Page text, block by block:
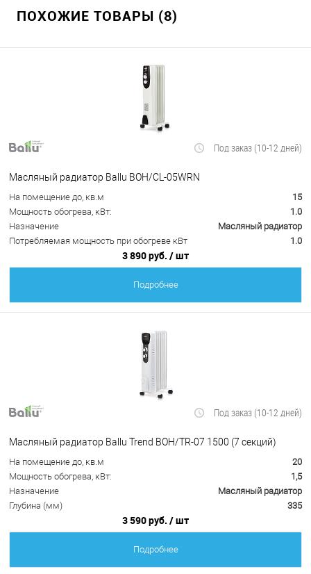
ПОХОЖИЕ ТОВАРЫ (8)
Под заказ (10-12 дней)
Масляный радиатор Ballu BOH/CL-05WRN
На помещение до, кв.м
15
Мощность обогрева, кВт:
1.0
Назначение
Масляный радиатор
Потребляемая мощность при обогреве кВт
1.0
3 890 руб. / шт
Подробнее
Под заказ (10-12 дней)
Масляный радиатор Ballu Trend BOH/TR-07 1500 (7 секций)
На помещение до, кв.м
20
Мощность обогрева, кВт:
1,5
Назначение
Масляный радиатор
Глубина (мм)
335
3 590 руб. / шт
Подробнее